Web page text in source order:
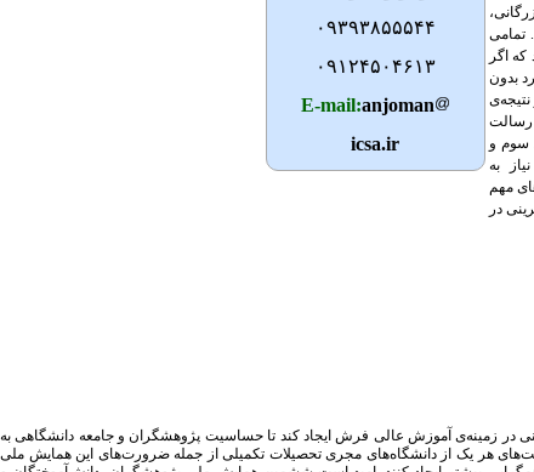
تمامی
اگر
بدون
رسالت
سوم و
به
مهم
در
۰۹۳۹۳۸۵۵۵۴۴
۰۹۱۲۴۵۰۴۶۱۳
E-mail:anjoman
icsa.ir
در زمینه‌ی آموزش عالی فرش ایجاد کند تا حساسیت پژوهشگران و جامعه دانشگاهی به
هر یک از دانشگاه‌های مجری تحصیلات تکمیلی از جمله ضرورت‌های این همایش ملی